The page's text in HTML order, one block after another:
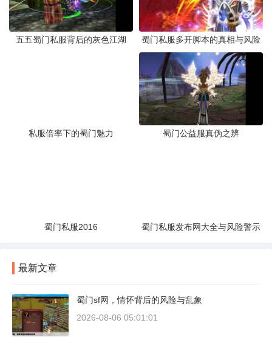
五五蜀门私服背后的灰色江湖 蜀门私服多开脚本的真相与风险
私服倍率下的蜀门魅力 蜀门公益服真伪之辨
蜀门私服2016 蜀门私服发布网大全与风险警示
最新文章
蜀门sf网，情怀背后的风险与乱象
2026-08-06 05:01:01